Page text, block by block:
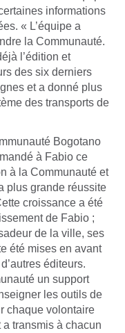
informations
« L’équipe a
la Communauté.
l’édition et
des six derniers
et a donné plus
des transports de
Bogotano
à Fabio ce
à la Communauté et
plus grande réussite
croissance a été
de Fabio ;
de la ville, ses
été mises en avant
éditeurs.
un support
les outils de
chaque volontaire
transmis à chacun